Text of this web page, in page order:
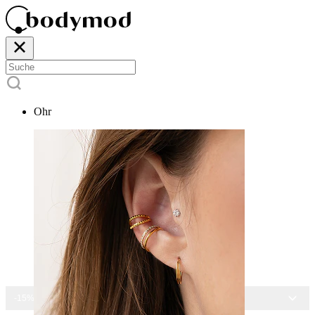
Ohr
-15% AUF ALLEN SCHMUCK